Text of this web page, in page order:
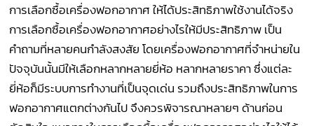
การเลือกซื้อเครื่องฟอกอากาศ ให้ได้ประสิทธิภาพใช้งานได้จริง
การเลือกซื้อเครื่องฟอกอากาศอย่างไรให้มีประสิทธิภาพ เป็น
คำถามที่หลายคนกำลังสงสัย โดยเครื่องฟอกอากาศที่จำหน่ายใน
ปัจจุบันนั้นมีให้เลือกหลากหลายยี่ห้อ หลากหลายราคา ซึ่งแต่ละ
ยี่ห้อก็มีระบบการทำงานที่เป็นจุดเด่น รวมถึงประสิทธิภาพในการ
ฟอกอากาศแตกต่างกันไป จึงควรพิจารณาหลายๆ ด้านก่อน